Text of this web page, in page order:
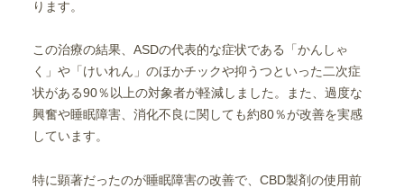
ります。
この治療の結果、ASDの代表的な症状である「かんしゃ
く」や「けいれん」のほかチックや抑うつといった二次症
状がある90％以上の対象者が軽減しました。また、過度な
興奮や睡眠障害、消化不良に関しても約80％が改善を実感
しています。
特に顕著だったのが睡眠障害の改善で、CBD製剤の使用前